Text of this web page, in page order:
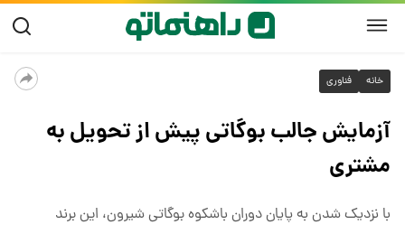
خانه فناوری
آزمایش جالب بوگاتی پیش از تحویل به
مشتری
با نزدیک شدن به پایان دوران باشکوه بوگاتی شیرون، این برند